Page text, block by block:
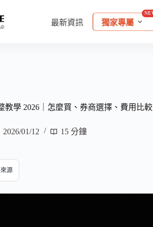
最新資訊 獨家專屬
教學 2026｜怎麼買、券商選擇、費用比較
2026/01/12 15 分鐘
源